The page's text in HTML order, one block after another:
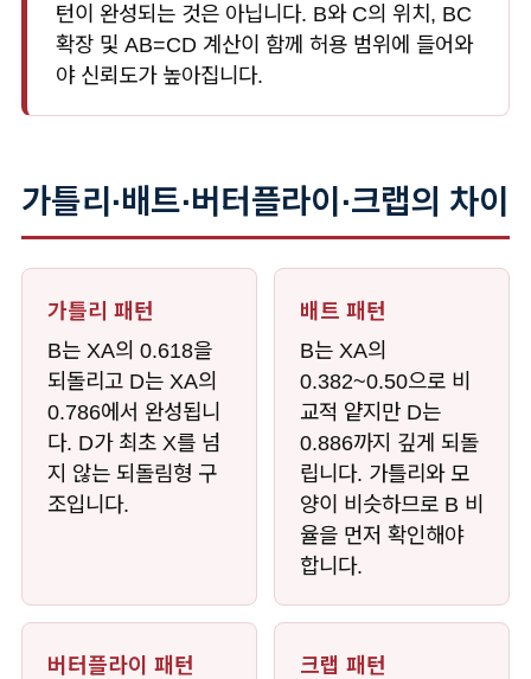
턴이 완성되는 것은 아닙니다. B와 C의 위치, BC
확장 및 AB=CD 계산이 함께 허용 범위에 들어와
야 신뢰도가 높아집니다.
가틀리·배트·버터플라이·크랩의 차이
가틀리 패턴
B는 XA의 0.618을
되돌리고 D는 XA의
0.786에서 완성됩니
다. D가 최초 X를 넘
지 않는 되돌림형 구
조입니다.
배트 패턴
B는 XA의
0.382~0.50으로 비
교적 얕지만 D는
0.886까지 깊게 되돌
립니다. 가틀리와 모
양이 비슷하므로 B 비
율을 먼저 확인해야
합니다.
버터플라이 패턴
크랩 패턴